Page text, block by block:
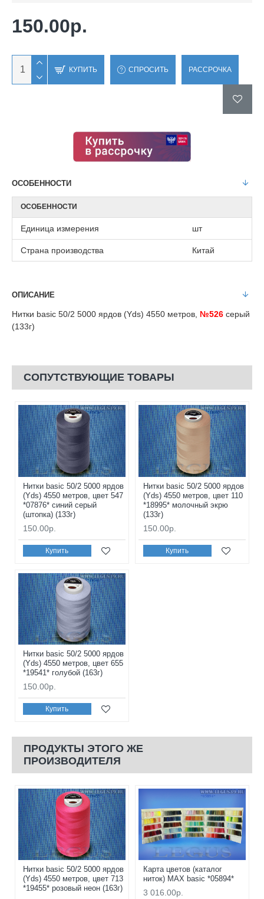
150.00р.
КУПИТЬ СПРОСИТЬ РАССРОЧКА
ОСОБЕННОСТИ
ОСОБЕННОСТИ
Единица измерения шт
Страна производства Китай
ОПИСАНИЕ
Нитки basic 50/2 5000 ярдов (Yds) 4550 метров, №526 серый
(133г)
СОПУТСТВУЮЩИЕ ТОВАРЫ
Нитки basic 50/2 5000 ярдов
(Yds) 4550 метров, цвет 547
*07876* синий серый
(штопка) (133г)
150.00р.
Купить
Нитки basic 50/2 5000 ярдов
(Yds) 4550 метров, цвет 110
*18995* молочный экрю
(133г)
150.00р.
Купить
Нитки basic 50/2 5000 ярдов
(Yds) 4550 метров, цвет 655
*19541* голубой (163г)
150.00р.
Купить
ПРОДУКТЫ ЭТОГО ЖЕ
ПРОИЗВОДИТЕЛЯ
Нитки basic 50/2 5000 ярдов
(Yds) 4550 метров, цвет 713
*19455* розовый неон (163г)
Карта цветов (каталог
ниток) MAX basic *05894*
3 016.00р.